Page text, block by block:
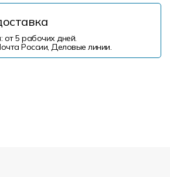
от 5 рабочих дней.
России, Деловые линии.